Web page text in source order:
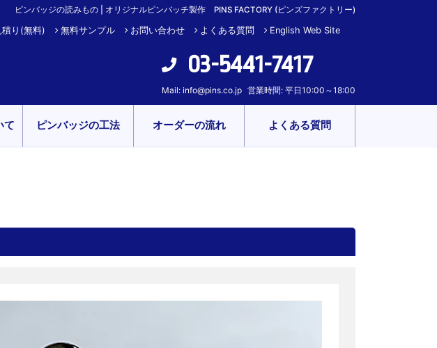
ピンバッジの読みもの | オリジナルピンバッチ製作 PINS FACTORY (ピンズファクトリー)
積り(無料) 無料サンプル お問い合わせ よくある質問 English Web Site
03-5441-7417
Mail: info@pins.co.jp 営業時間: 平日10:00～18:00
て ピンバッジの工法 オーダーの流れ よくある質問